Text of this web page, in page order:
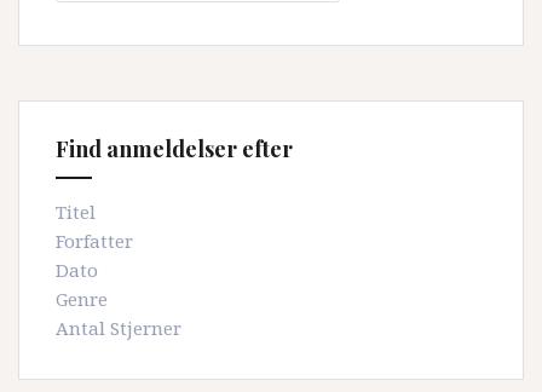
Find anmeldelser efter
Titel
Forfatter
Dato
Genre
Antal Stjerner